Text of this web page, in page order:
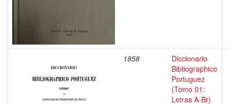
1858
Diccionario
Bibliographico
Portuguez
(Tomo 01:
Letras A-Br)